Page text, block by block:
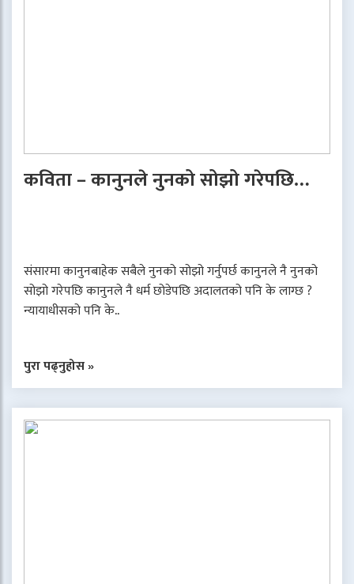
कविता – कानुनले नुनको सोझो गरेपछि…
संसारमा कानुनबाहेक सबैले नुनको सोझो गर्नुपर्छ कानुनले नै नुनको
सोझो गरेपछि कानुनले नै धर्म छोडेपछि अदालतको पनि के लाग्छ ?
न्यायाधीसको पनि के..
पुरा पढ्नुहोस »